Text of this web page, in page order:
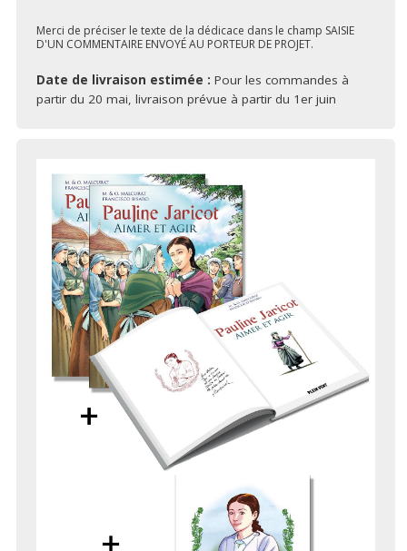
Merci de préciser le texte de la dédicace dans le champ SAISIE
D'UN COMMENTAIRE ENVOYÉ AU PORTEUR DE PROJET.
Date de livraison estimée : Pour les commandes à
partir du 20 mai, livraison prévue à partir du 1er juin